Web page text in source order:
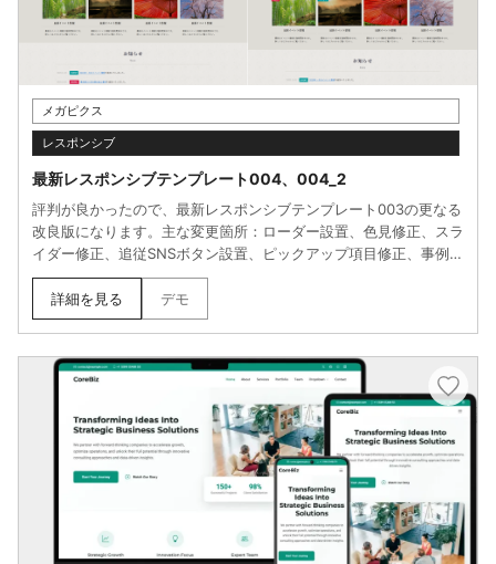
メガピクス
レスポンシブ
最新レスポンシブテンプレート004、004_2
評判が良かったので、最新レスポンシブテンプレート003の更なる
改良版になります。主な変更箇所：ローダー設置、色見修正、スラ
イダー修正、追従SNSボタン設置、ピックアップ項目修正、事例一
覧修正、等々。
詳細を見る
デモ